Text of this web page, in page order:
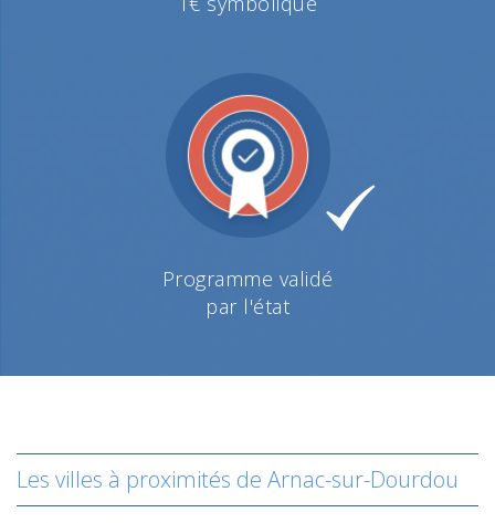
Programme validé
par l'état
Les villes à proximités de Arnac-sur-Dourdou